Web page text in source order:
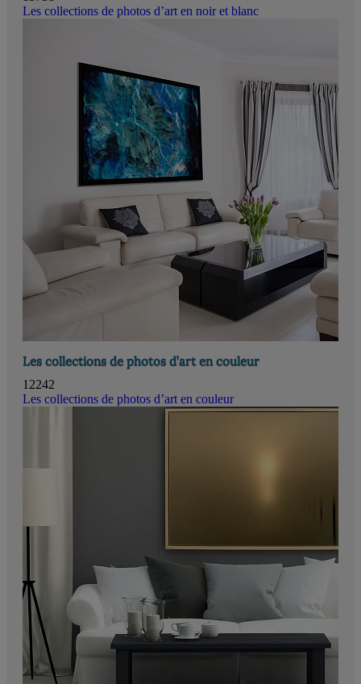
Les collections de photos d’art en noir et blanc
Les collections de photos d’art en couleur
12242
Les collections de photos d’art en couleur